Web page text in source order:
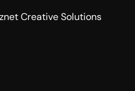
Creative Solutions